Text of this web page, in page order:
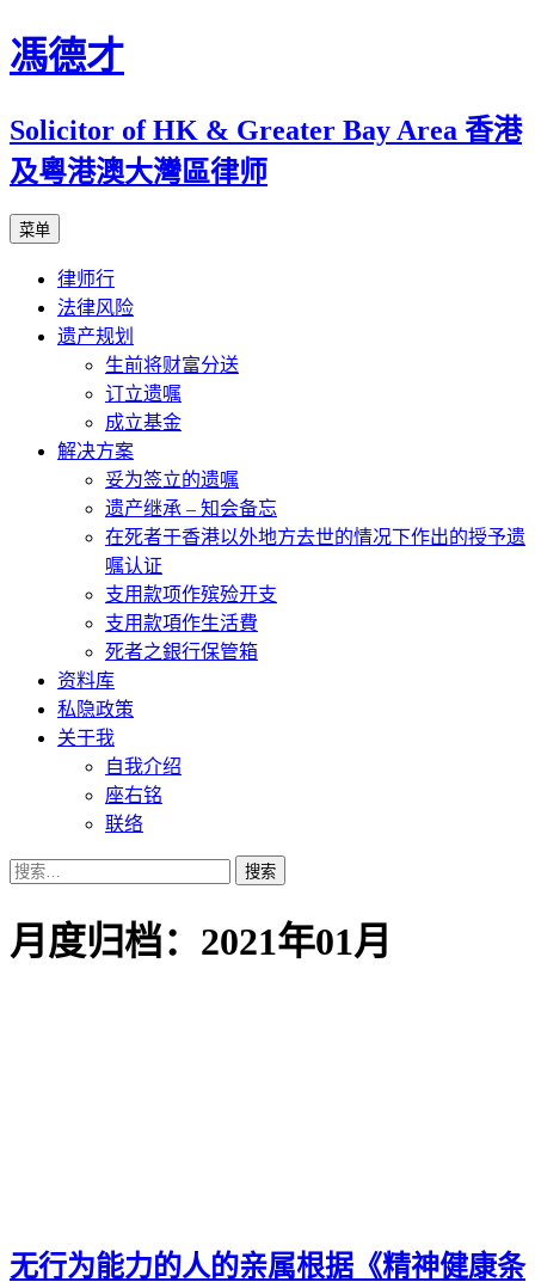
跳
至
文
馮德才
Solicitor of HK & Greater Bay Area 香港
及粵港澳大灣區律师
菜单
律师行
法律风险
遗产规划
生前将财富分送
订立遗嘱
成立基金
解决方案
妥为签立的遗嘱
遗产继承 – 知会备忘
在死者于香港以外地方去世的情况下作出的授予遗
嘱认证
支用款项作殡殓开支
支用款項作生活費
死者之銀行保管箱
资料库
私隐政策
关于我
自我介绍
座右铭
联络
搜
月度归档：2021年01月
无行为能力的人的亲属根据《精神健康条